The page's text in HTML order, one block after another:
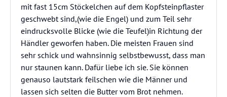
mit fast 15cm Stöckelchen auf dem Kopfsteinpflaster
geschwebt sind,(wie die Engel) und zum Teil sehr
eindrucksvolle Blicke (wie die Teufel)in Richtung der
Händler geworfen haben. Die meisten Frauen sind
sehr schick und wahnsinnig selbstbewusst, dass man
nur staunen kann. Dafür liebe ich sie. Sie können
genauso lautstark feilschen wie die Männer und
lassen sich selten die Butter vom Brot nehmen.